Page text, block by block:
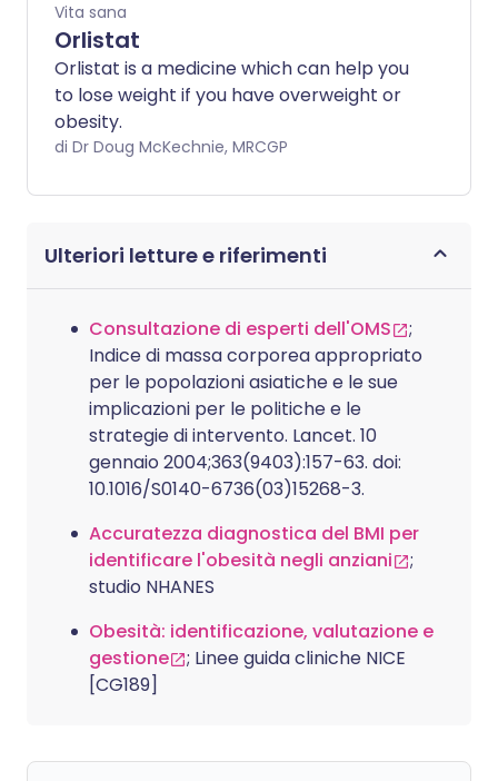
Vita sana
Orlistat
Orlistat is a medicine which can help you
to lose weight if you have overweight or
obesity.
di Dr Doug McKechnie, MRCGP
Ulteriori letture e riferimenti
Consultazione di esperti dell'OMS
;
Indice di massa corporea appropriato
per le popolazioni asiatiche e le sue
implicazioni per le politiche e le
strategie di intervento. Lancet. 10
gennaio 2004;363(9403):157-63. doi:
10.1016/S0140-6736(03)15268-3.
Accuratezza diagnostica del BMI per
identificare l'obesità negli anziani
;
studio NHANES
Obesità: identificazione, valutazione e
gestione
; Linee guida cliniche NICE
[CG189]